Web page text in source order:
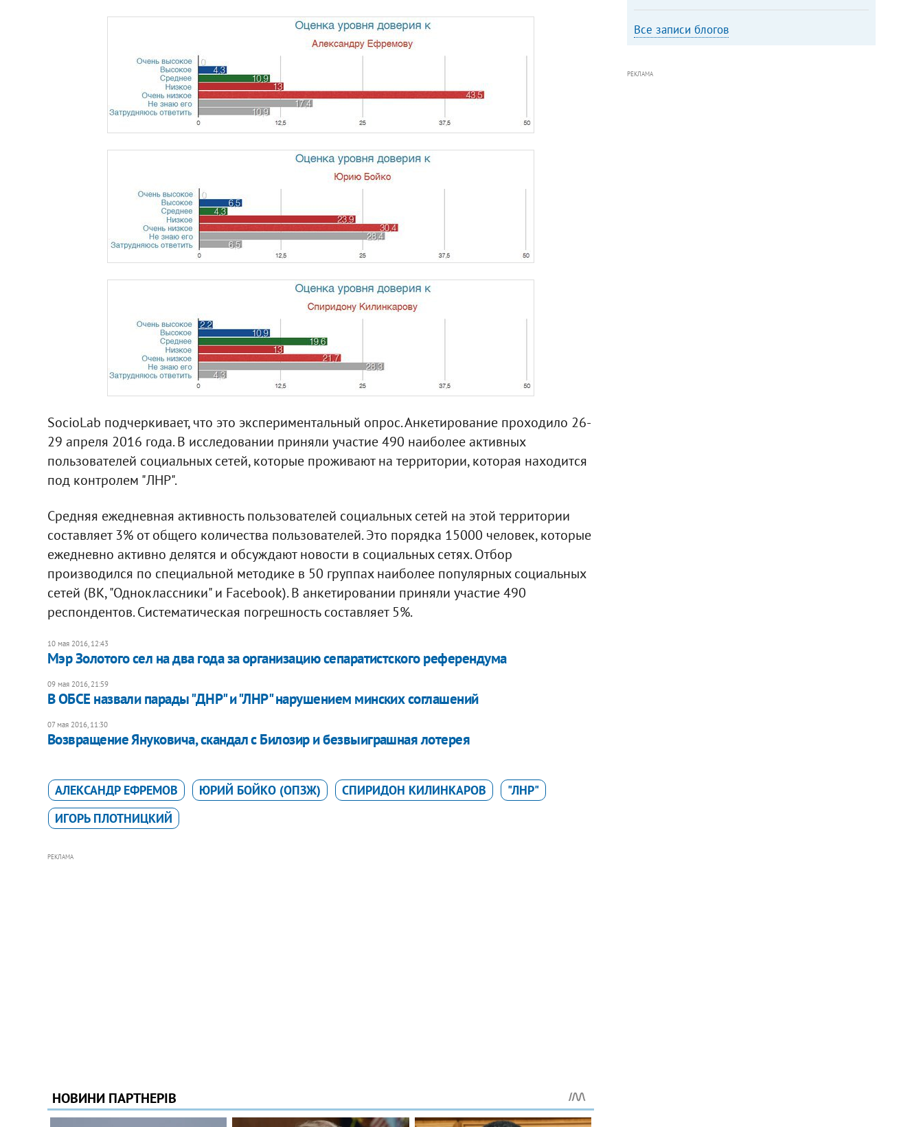
SocioLab подчеркивает, что это экспериментальный опрос. Анкетирование проходило 26-
29 апреля 2016 года. В исследовании приняли участие 490 наиболее активных
пользователей социальных сетей, которые проживают на территории, которая находится
под контролем "ЛНР".
Средняя ежедневная активность пользователей социальных сетей на этой территории
составляет 3% от общего количества пользователей. Это порядка 15000 человек, которые
ежедневно активно делятся и обсуждают новости в социальных сетях. Отбор
производился по специальной методике в 50 группах наиболее популярных социальных
сетей (ВК, "Одноклассники" и Facebook). В анкетировании приняли участие 490
респондентов. Систематическая погрешность составляет 5%.
10 мая 2016, 12:43
Мэр Золотого сел на два года за организацию сепаратистского референдума
09 мая 2016, 21:59
В ОБСЕ назвали парады "ДНР" и "ЛНР" нарушением минских соглашений
07 мая 2016, 11:30
Возвращение Януковича, скандал с Билозир и безвыиграшная лотерея
АЛЕКСАНДР ЕФРЕМОВ ЮРИЙ БОЙКО (ОПЗЖ) СПИРИДОН КИЛИНКАРОВ
"ЛНР"
ИГОРЬ ПЛОТНИЦКИЙ
РЕКЛАМА
Все записи блогов
РЕКЛАМА